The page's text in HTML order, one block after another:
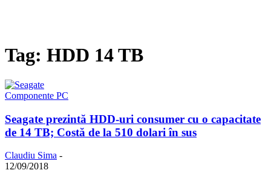
Tag: HDD 14 TB
Componente PC
Seagate prezintă HDD-uri consumer cu o capacitate
de 14 TB; Costă de la 510 dolari în sus
Claudiu Sima -
12/09/2018